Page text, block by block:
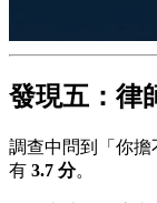
發現五：律
調查中問到「你擔
有 3.7 分。